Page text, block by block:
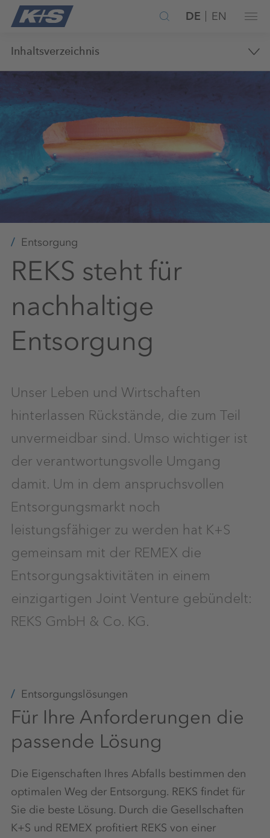
DE EN
Entsorgung
REKS steht für
nachhaltige
Entsorgung
Inhaltsverzeichnis
Unser Leben und Wirtschaften
hinterlassen Rückstände, die zum Teil
unvermeidbar sind. Umso wichtiger ist
der verantwortungsvolle Umgang
damit. Um in dem anspruchsvollen
Entsorgungsmarkt noch
leistungsfähiger zu werden hat K+S
gemeinsam mit der REMEX die
Entsorgungsaktivitäten in einem
einzigartigen Joint Venture gebündelt:
REKS GmbH & Co. KG.
Entsorgungslösungen
Für Ihre Anforderungen die
passende Lösung
Die Eigenschaften Ihres Abfalls bestimmen den
optimalen Weg der Entsorgung. REKS findet für
Sie die beste Lösung. Durch die Gesellschaften
K+S und REMEX profitiert REKS von einer